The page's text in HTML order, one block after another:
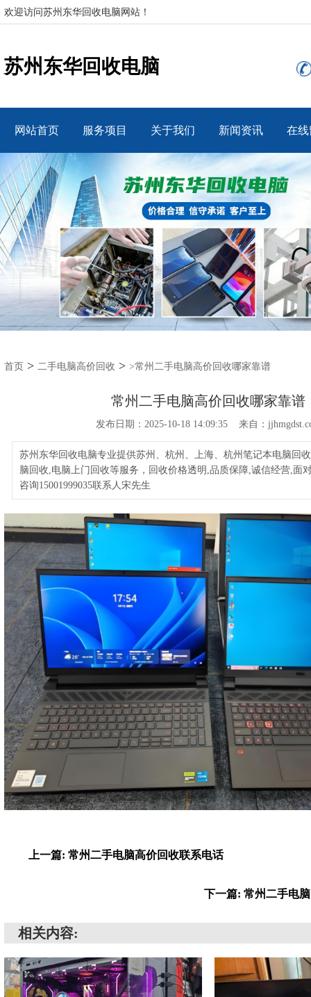
欢迎访问苏州东华回收电脑网站！
苏州东华回收电脑
网站首页 服务项目 关于我们 新闻资讯 在
首页 > 二手电脑高价回收 > >常州二手电脑高价回收哪家靠谱
常州二手电脑高价回收哪家靠谱
发布日期：2025-10-18 14:09:35 来自：
苏州东华回收电脑专业提供苏州、杭州、上海、杭州笔记本电脑回
脑回收,电脑上门回收等服务，回收价格透明,品质保障,诚信经营,面
咨询15001999035联系人宋先生
上一篇: 常州二手电脑高价回收联系电话
下一篇: 常州二手电
相关内容: